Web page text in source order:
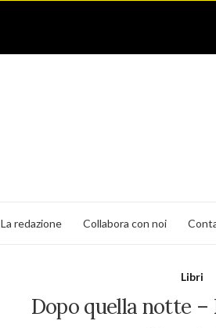
La redazione Collabora con noi
Libri
Dopo quella notte